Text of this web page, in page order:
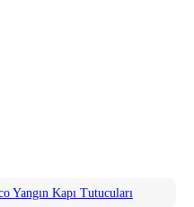
Yangın Kapı Tutucuları